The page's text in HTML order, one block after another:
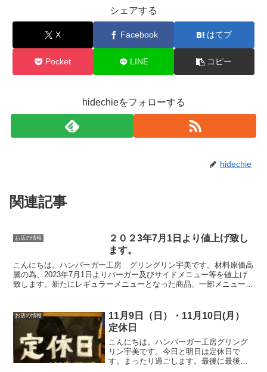
シェアする
X Facebook はてブ
Pocket LINE コピー
hidechieをフォローする
hidechie
関連記事
お店の情報
２０２3年7月1日より値上げ致し
ます。
こんにちは。ハンバーガー工房 グリングリン宇美です。材料原価高
騰の為、2023年7月1日よりバーガー及びサイドメニュー等を値上げ
致します。新たにレギュラーメニューとなった商品、一部メニューか
お店の情報
11月9日（日）・11月10日(月）
定休日
こんにちは。ハンバーガー工房グリング
リン宇美です。今日と明日は定休日で
す。まったり過ごします。最後に最後ま